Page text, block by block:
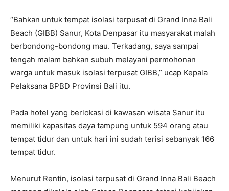
“Bahkan untuk tempat isolasi terpusat di Grand Inna Bali
Beach (GIBB) Sanur, Kota Denpasar itu masyarakat malah
berbondong-bondong mau. Terkadang, saya sampai
tengah malam bahkan subuh melayani permohonan
warga untuk masuk isolasi terpusat GIBB,” ucap Kepala
Pelaksana BPBD Provinsi Bali itu.
Pada hotel yang berlokasi di kawasan wisata Sanur itu
memiliki kapasitas daya tampung untuk 594 orang atau
tempat tidur dan untuk hari ini sudah terisi sebanyak 166
tempat tidur.
Menurut Rentin, isolasi terpusat di Grand Inna Bali Beach